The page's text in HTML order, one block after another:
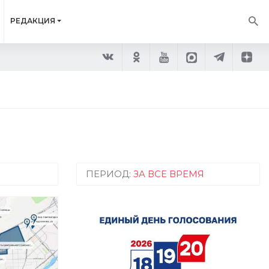
РЕДАКЦИЯ
ПЕРИОД: ЗА ВСЕ ВРЕМЯ